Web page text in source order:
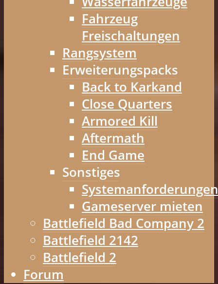
Fahrzeug
Freischaltungen
Rangsystem
Erweiterungspacks
Back to Karkand
Close Quarters
Armored Kill
Aftermath
End Game
Sonstiges
Systemanforderungen
Gameserver mieten
Battlefield Bad Company 2
Battlefield 2142
Battlefield 2
Forum